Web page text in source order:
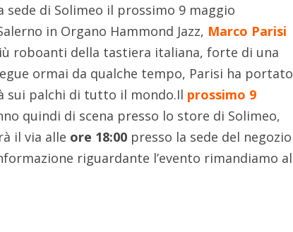
sede di Solimeo il prossimo 9 maggio
in Organo Hammond Jazz, Marco Parisi
roboanti della tastiera italiana, forte di una
ormai da qualche tempo, Parisi ha portato
sui palchi di tutto il mondo.Il prossimo 9
quindi di scena presso lo store di Solimeo,
il via alle ore 18:00 presso la sede del negozio
riguardante l’evento rimandiamo al